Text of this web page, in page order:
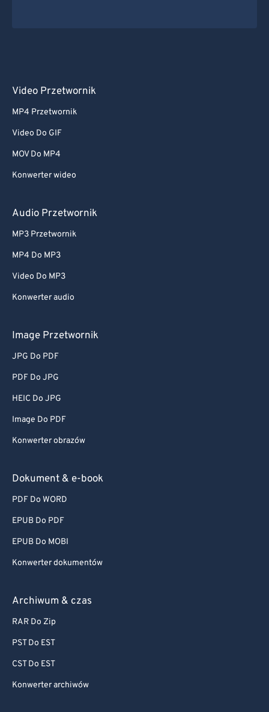
Video Przetwornik
MP4 Przetwornik
Video Do GIF
MOV Do MP4
Konwerter wideo
Audio Przetwornik
MP3 Przetwornik
MP4 Do MP3
Video Do MP3
Konwerter audio
Image Przetwornik
JPG Do PDF
PDF Do JPG
HEIC Do JPG
Image Do PDF
Konwerter obrazów
Dokument & e-book
PDF Do WORD
EPUB Do PDF
EPUB Do MOBI
Konwerter dokumentów
Archiwum & czas
RAR Do Zip
PST Do EST
CST Do EST
Konwerter archiwów